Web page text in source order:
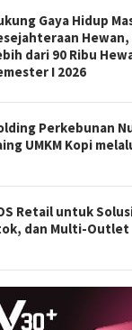
Gaya Hidup
dari 90 Ribu
I 2026
Perkebunan
UMKM Kopi
Retail untuk
dan Multi-Outlet